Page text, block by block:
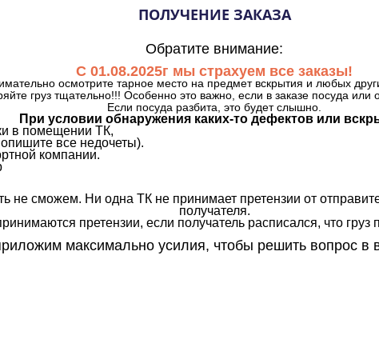
ПОЛУЧЕНИЕ ЗАКАЗА
Обратите внимание:
С 01.08.2025г мы страхуем все заказы!
осмотрите тарное место на предмет вскрытия и любых
груз тщательно!!! Особенно это важно, если в заказе посуда или
Если посуда разбита, это будет слышно.
При условии обнаружения каких-то дефектов или
в помещении ТК,
все недочеты).
компании.
не сможем. Ни одна ТК не принимает претензии от
получателя.
претензии, если получатель расписался, что груз
максимально усилия, чтобы решить вопрос в